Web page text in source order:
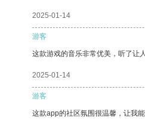
2025-01-14
游客
这款游戏的音乐非常优美，听了让
2025-01-14
游客
这款app的社区氛围很温馨，让我能